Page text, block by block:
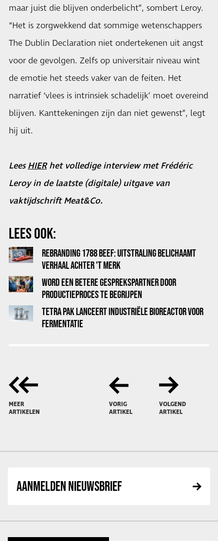
maar juist die blijven onderbelicht”, sombert Leroy.
“Het is zorgwekkend dat sommige wetenschappers
The Dublin Declaration niet ondertekenen uit angst
voor de gevolgen. Zelfs op universitair niveau wint
de emotie het steeds vaker van de feiten. Het
narratief ‘vlees is intrinsiek schadelijk’ moet overeind
blijven. Kanttekeningen zijn dan niet gewenst”, legt
hij uit.
LeesHIERhet volledige interview met Frédéric
Leroy in de laatste (digitale) uitgave van
vaktijdschrift Meat&Co.
LEES OOK:
REBRANDING 1788 BEEF: UITSTRALING BELICHAAMT
VERHAAL ACHTER 'T MERK
WORD EEN BETERE GESPREKSPARTNER DOOR
PRODUCTIEPROCES TE BEGRIJPEN
TETRA PAK LANCEERT INDUSTRIËLE BIOREACTOR VOOR
FERMENTATIE
MEER
ARTIKELEN
VORIG
ARTIKEL
VOLGEND
ARTIKEL
AANMELDEN NIEUWSBRIEF